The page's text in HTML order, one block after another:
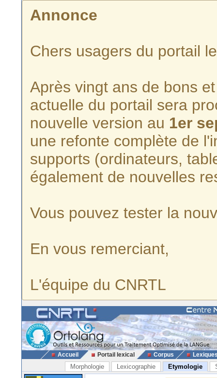
Annonce
Chers usagers du portail
Après vingt ans de bons
actuelle du portail sera
nouvelle version au 1er
une refonte complète de
supports (ordinateurs,
également de nouvelles
Vous pouvez tester la
En vous remerciant,
L'équipe du CNRTL
Accueil Portail lexical Corpus
Morphologie Lexicographie Etymologie